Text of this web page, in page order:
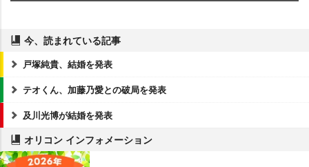
今、読まれている記事
戸塚純貴、結婚を発表
テオくん、加藤乃愛との破局を発表
及川光博が結婚を発表
オリコン インフォメーション